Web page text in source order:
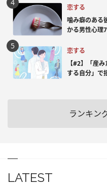
恋する
噛み癖のある
かる男性心理
恋する
【#2】「産
する自分」で
ランキン
LATEST